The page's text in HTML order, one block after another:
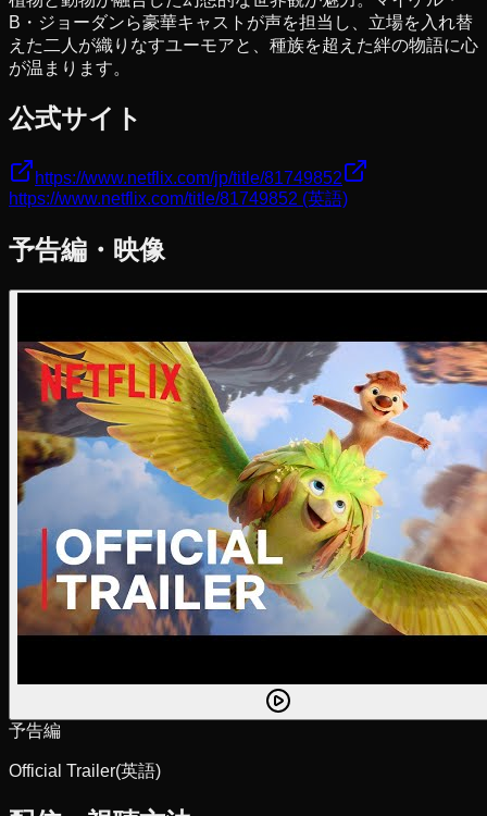
B・ジョーダンら豪華キャストが声を担当し、立場を入れ替
えた二人が織りなすユーモアと、種族を超えた絆の物語に心
が温まります。
公式サイト
https://www.netflix.com/jp/title/81749852
https://www.netflix.com/title/81749852 (英語)
予告編・映像
予告編
Official Trailer(英語)